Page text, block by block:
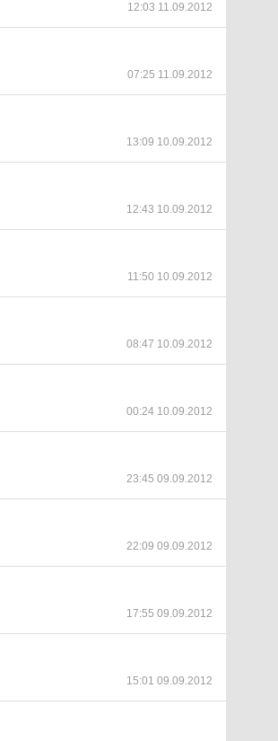
12:03 11.09.2012
07:25 11.09.2012
13:09 10.09.2012
12:43 10.09.2012
11:50 10.09.2012
08:47 10.09.2012
00:24 10.09.2012
23:45 09.09.2012
22:09 09.09.2012
17:55 09.09.2012
15:01 09.09.2012